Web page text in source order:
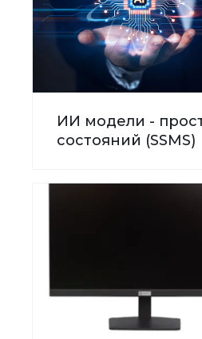
ИИ модели -
состояний (SSMS)